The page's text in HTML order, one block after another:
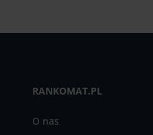
RANKOMAT.PL
O nas